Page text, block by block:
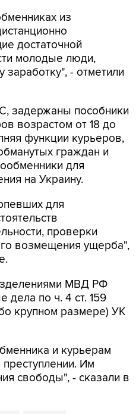
из
достаточной
молодые люди,
заработку", - отметили
задержаны пособники
возрастом от 18 до
функции курьеров,
граждан и
для
на Украину.
для
проверки
возмещения ущерба",
МВД РФ
дела по ч. 4 ст. 159
крупном размере) УК
и курьерам
преступлении. Им
свободы", - сказали в